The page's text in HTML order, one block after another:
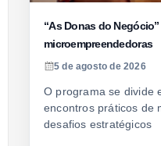
“As Donas do
microempreendedoras
5 de agosto de 2026
O programa se divide
encontros práticos de
desafios estratégicos